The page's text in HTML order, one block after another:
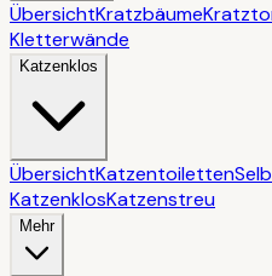
ÜbersichtKratzbäume
Kletterwände
Katzenklos
ÜbersichtKatzentoiletten
KatzenklosKatzenstreu
Mehr